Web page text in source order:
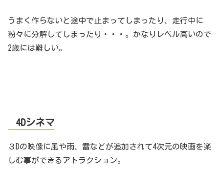
うまく作らないと途中で止まってしまったり、走行中に
粉々に分解してしまったり・・・。かなりレベル高いので
2歳には難しい。
4Dシネマ
３Dの映像に風や雨、雷などが追加されて4次元の映画を楽
しむ事ができるアトラクション。